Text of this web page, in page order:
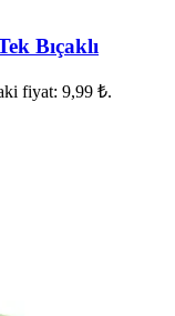
Bıçaklı
fiyat: 9,99 ₺.